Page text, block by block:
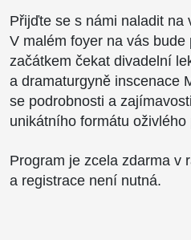
Přijďte se s námi naladit na
V malém foyer na vás bude
začátkem čekat divadelní
a dramaturgyně inscenace
se podrobnosti a
unikátního formátu oživlého
Program je zcela zdarma v
a registrace není nutná.